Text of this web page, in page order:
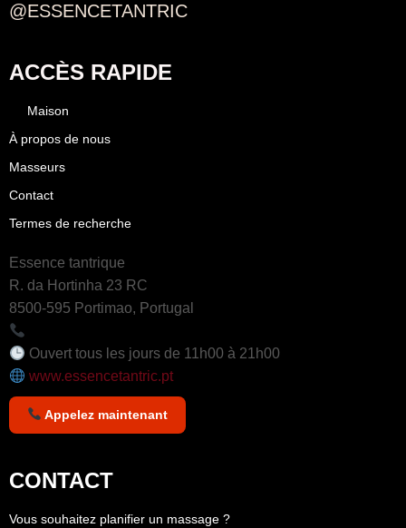
@ESSENCETANTRIC
ACCÈS RAPIDE
Maison
À propos de nous
Masseurs
Contact
Termes de recherche
Essence tantrique
R. da Hortinha 23 RC
8500-595 Portimao, Portugal
Ouvert tous les jours de 11h00 à 21h00
www.essencetantric.pt
Appelez maintenant
CONTACT
Vous souhaitez planifier un massage ?